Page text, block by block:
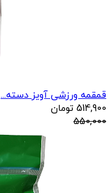
قمقمه ورزشی آویز دسته...
514,900 تومان
550,000